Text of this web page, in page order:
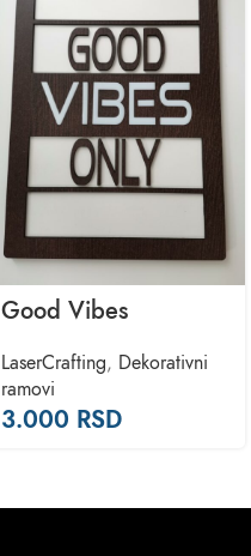
Good Vibes
LaserCrafting, Dekorativni
ramovi
3.000 RSD